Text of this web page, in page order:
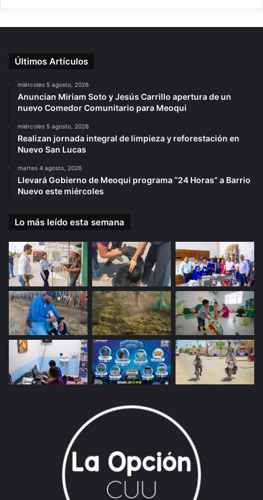
Últimos Artículos
miércoles 5 agosto, 2026
Anuncian Miriam Soto y Jesús Carrillo apertura de un
nuevo Comedor Comunitario para Meoqui
miércoles 5 agosto, 2026
Realizan jornada integral de limpieza y reforestación en
Nuevo San Lucas
martes 4 agosto, 2026
Llevará Gobierno de Meoqui programa “24 Horas” a Barrio
Nuevo este miércoles
Lo más leído esta semana